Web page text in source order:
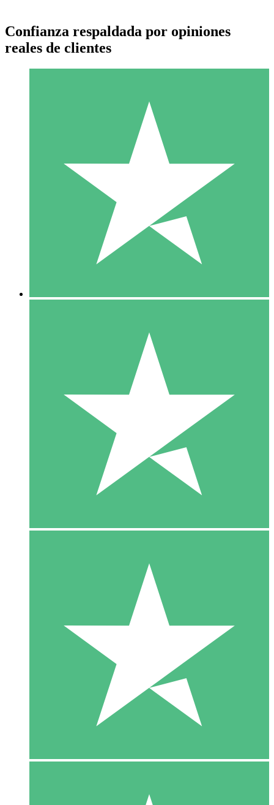
Paquetes de Créditos Individuales
Paga según el uso con créditos de descarga. Sin compromiso
10 00
10 Descargas
20 00
Confianza respaldada por opiniones
reales de clientes